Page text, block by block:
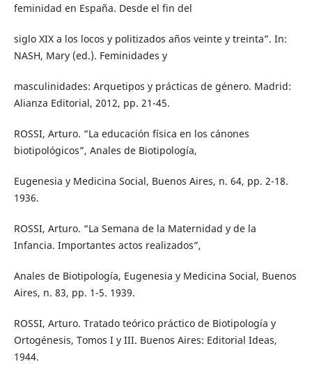
feminidad en España. Desde el fin del
siglo XIX a los locos y politizados años veinte y treinta”. In:
NASH, Mary (ed.). Feminidades y
masculinidades: Arquetipos y prácticas de género. Madrid:
Alianza Editorial, 2012, pp. 21-45.
ROSSI, Arturo. “La educación física en los cánones
biotipológicos”, Anales de Biotipología,
Eugenesia y Medicina Social, Buenos Aires, n. 64, pp. 2-18.
1936.
ROSSI, Arturo. “La Semana de la Maternidad y de la
Infancia. Importantes actos realizados”,
Anales de Biotipología, Eugenesia y Medicina Social, Buenos
Aires, n. 83, pp. 1-5. 1939.
ROSSI, Arturo. Tratado teórico práctico de Biotipología y
Ortogénesis, Tomos I y III. Buenos Aires: Editorial Ideas,
1944.